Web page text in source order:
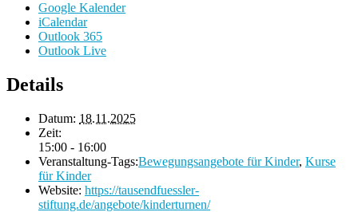
Google Kalender
iCalendar
Outlook 365
Outlook Live
Details
Datum: 18.11.2025
Zeit:
15:00 - 16:00
Veranstaltung-Tags:Bewegungsangebote für Kinder, Kurse
für Kinder
Website: https://tausendfuessler-
stiftung.de/angebote/kinderturnen/